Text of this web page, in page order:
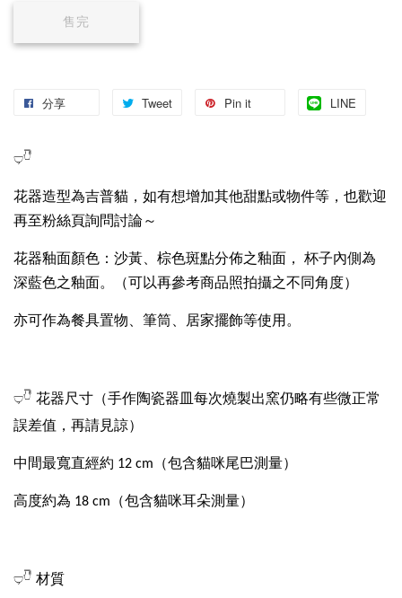
售完
分享 Tweet Pin it LINE
𓂑𓎹
花器造型為吉普貓，如有想增加其他甜點或物件等，也歡迎
再至粉絲頁詢問討論～
花器釉面顏色：沙黃、棕色斑點分佈之釉面， 杯子內側為
深藍色之釉面。（可以再參考商品照拍攝之不同角度）
亦可作為餐具置物、筆筒、居家擺飾等使用。
𓂑𓎹 花器尺寸
（手作陶瓷器皿每次燒製出窯仍略有些微正常
誤差值，再請見諒）
中間最寬直經約 12 cm（包含貓咪尾巴測量）
高度約為 18 cm（包含貓咪耳朵測量）
𓂑𓎹 材質